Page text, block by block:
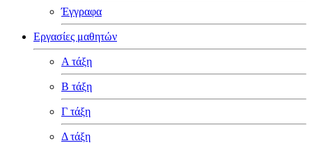
Έγγραφα
Εργασίες μαθητών
Α τάξη
Β τάξη
Γ τάξη
Δ τάξη